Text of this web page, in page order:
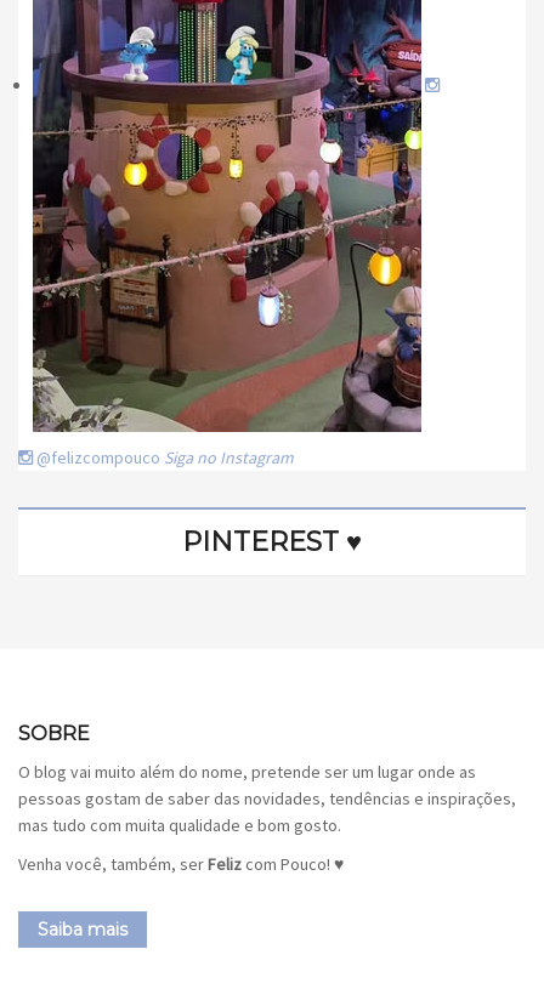
@felizcompouco Siga no Instagram
PINTEREST ♥
SOBRE
O blog vai muito além do nome, pretende ser um lugar onde as
pessoas gostam de saber das novidades, tendências e inspirações,
mas tudo com muita qualidade e bom gosto.
Venha você, também, serFelizcom Pouco! ♥
Saiba mais